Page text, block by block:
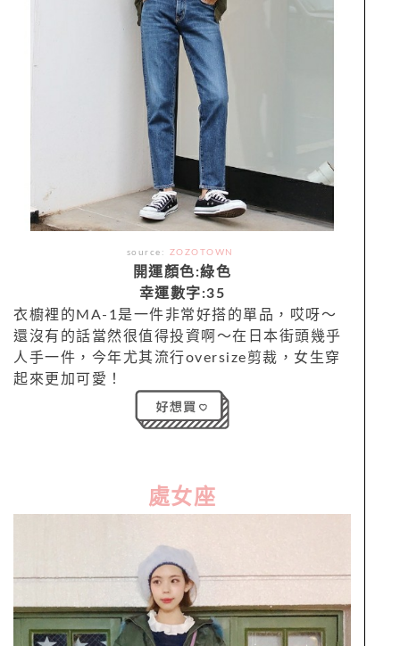
source: ZOZOTOWN
開運顏色:綠色
幸運數字:35
衣櫥裡的MA-1是一件非常好搭的單品，哎呀～
還沒有的話當然很值得投資啊～在日本街頭幾乎
人手一件，今年尤其流行oversize剪裁，女生穿
起來更加可愛！
處女座